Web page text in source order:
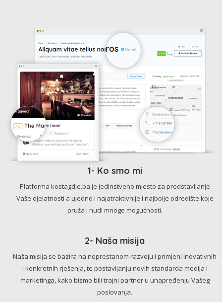
1- Ko smo mi
Platforma kostagdje.ba je jedinstveno mjesto za predstavljanje
Vaše djelatnosti a ujedno i najatraktivnije i najbolje odredište koje
pruža i nudi mnoge mogućnosti.
2- Naša misija
Naša misija se bazira na neprestanom razvoju i primjeni inovativnih
i konkretnih rješenja, te postavljanju novih standarda medija i
marketinga, kako bismo bili trajni partner u unapređenju Vašeg
poslovanja.